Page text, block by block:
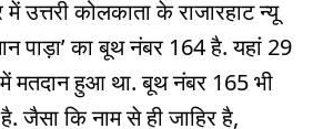
उत्तरी कोलकाता के राजारहाट न्यू
पाड़ा’ का बूथ नंबर 164 है. यहां 29
मतदान हुआ था. बूथ नंबर 165 भी
जैसा कि नाम से ही जाहिर है,